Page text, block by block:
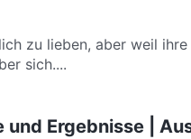
zu lieben, aber weil
sich....
und Ergebnisse |